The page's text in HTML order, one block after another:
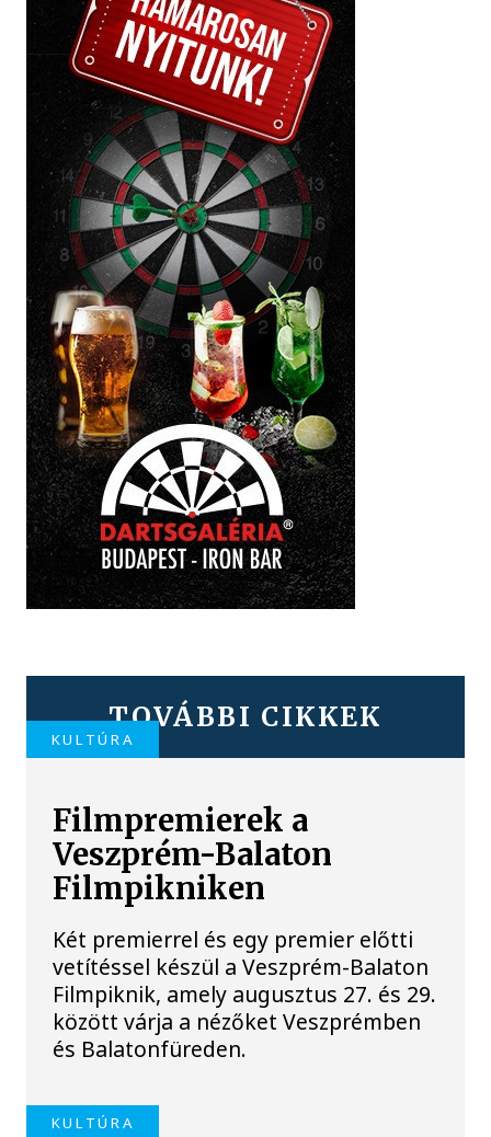
TOVÁBBI CIKKEK
KULTÚRA
Filmpremierek a
Veszprém-Balaton
Filmpikniken
Két premierrel és egy premier előtti
vetítéssel készül a Veszprém-Balaton
Filmpiknik, amely augusztus 27. és 29.
között várja a nézőket Veszprémben
és Balatonfüreden.
KULTÚRA